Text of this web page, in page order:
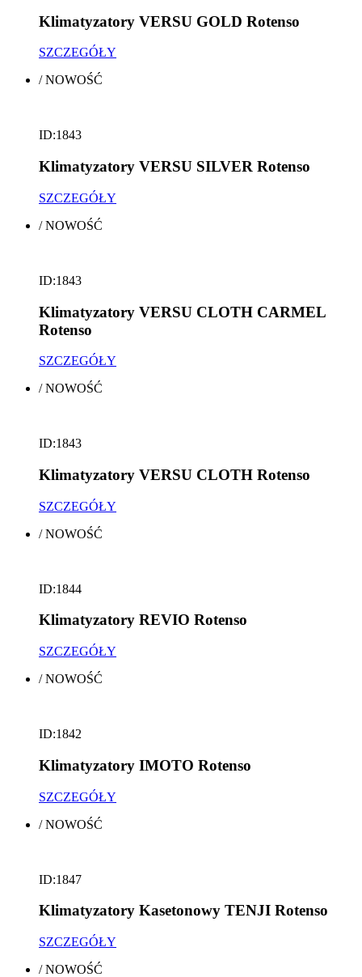
Klimatyzatory VERSU GOLD Rotenso
SZCZEGÓŁY
/NOWOŚĆ
ID:1843
Klimatyzatory VERSU SILVER Rotenso
SZCZEGÓŁY
/NOWOŚĆ
ID:1843
Klimatyzatory VERSU CLOTH CARMEL
Rotenso
SZCZEGÓŁY
/NOWOŚĆ
ID:1843
Klimatyzatory VERSU CLOTH Rotenso
SZCZEGÓŁY
/NOWOŚĆ
ID:1844
Klimatyzatory REVIO Rotenso
SZCZEGÓŁY
/NOWOŚĆ
ID:1842
Klimatyzatory IMOTO Rotenso
SZCZEGÓŁY
/NOWOŚĆ
ID:1847
Klimatyzatory Kasetonowy TENJI Rotenso
SZCZEGÓŁY
/NOWOŚĆ